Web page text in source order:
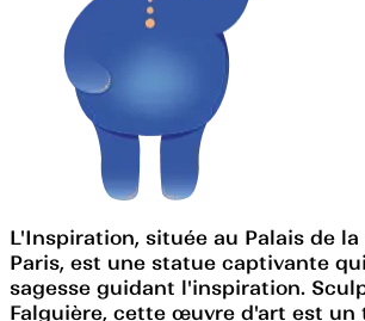
L'Inspiration, située au Palais de la
Paris, est une statue captivante
sagesse guidant l'inspiration.
Falguière, cette œuvre d'art est un